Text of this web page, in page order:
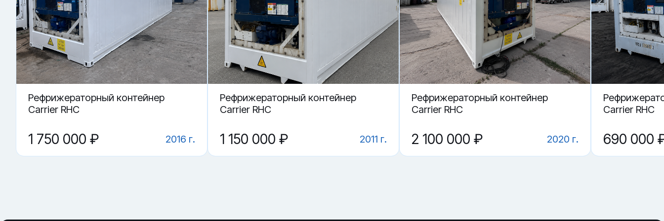
Купить «Рефрижераторный контейнер RRSU 668084-2» в Калининграде.
▼ Где купить Рефрижераторный контейнер RRSU 668084-2 в Калининграде?
▼ Как понять, что контейнер держит режим?
▼ От чего зависит цена на Рефрижераторный контейнер RRSU 668084-2?
▼ Какие грузы возят в рефконтейнере?
▼ Что важнее: агрегат или корпус?
Рефрижераторный контейнер
Carrier RHC
1 750 000 ₽ 2016 г.
Рефрижераторный контейнер
Carrier RHC
1 150 000 ₽ 2011 г.
Рефрижераторный контейнер
Carrier RHC
2 100 000 ₽ 2020 г.
Carrier RHC
690 000